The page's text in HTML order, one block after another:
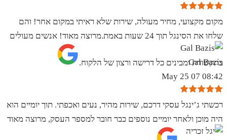
מקום מקצועי, מחיר מעולה, שירות שלא ראיתי במקום אחר! והם
שלחו את הסינגל תוך 24 שעות באמת.מרוצה מאוד! אנשים מעולים
בתקשורת ומבינים כל דרישה ורצון של הלקוח.
Gal Bazis
08:42 07 May 25
רכשתי ג’ינגל עסקי דרכם, שירות מהיר, נעים ואכפתי. תוך יומיים הוא
היה מוכן ולאחר יומיים נוספים כבר חובר למספר העסק, מרוצה מאוד